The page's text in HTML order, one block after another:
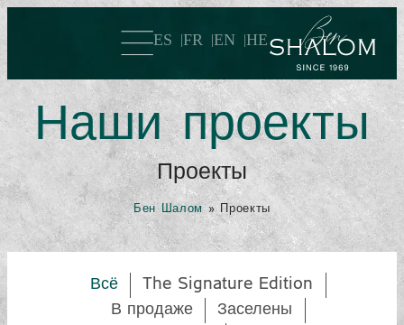
ES FR EN HE
Бен Шалом»Проекты
Наши проекты
Проекты
The Signature Edition
В продаже
Заселены
Всё